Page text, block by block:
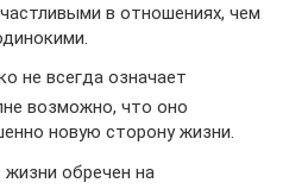
в отношениях, чем
не всегда означает
возможно, что оно
новую сторону жизни.
обречен на